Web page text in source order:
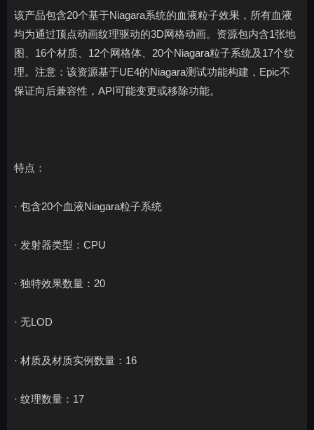
该产品包含20个基于Niagara系统的血液粒子效果，所有血液
均为通过顶点动画纹理驱动的3D网格动画。资源包内含1张地
图、16个材质、12个网格体、20个Niagara粒子系统及17个纹
理。注意：该资源基于UE4的Niagara测试功能构建，Epic不
保证向后兼容性，API可能变更或移除功能。
特点：
· 包含20个血液Niagara粒子系统
· 发射器类型：CPU
· 独特效果数量：20
· 无LOD
· 材质及材质实例数量：16
· 纹理数量：17